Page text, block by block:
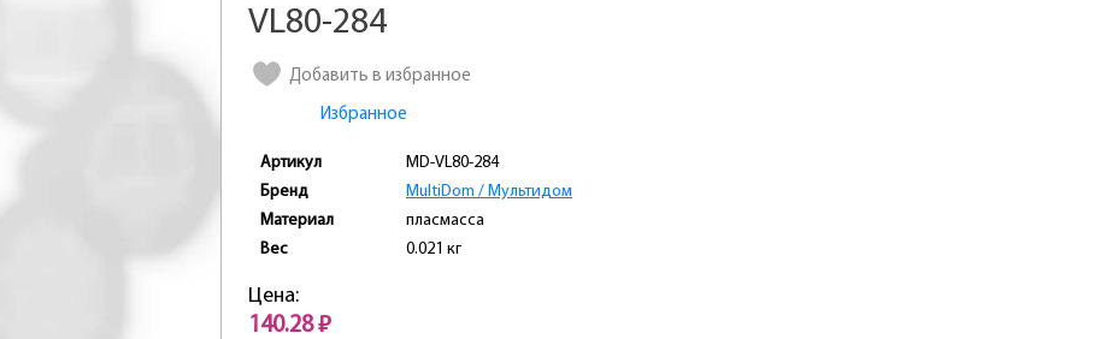
VL80-284
Добавить в избранное
Избранное
Артикул
MD-VL80-284
Бренд
MultiDom / Мультидом
Материал
пласмасса
Вес
0.021 кг
Цена:
140.28 ₽